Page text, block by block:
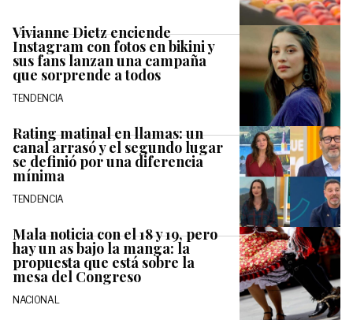
Vivianne Dietz enciende
Instagram con fotos en bikini y
sus fans lanzan una campaña
que sorprende a todos
TENDENCIA
Rating matinal en llamas: un
canal arrasó y el segundo lugar
se definió por una diferencia
mínima
TENDENCIA
Mala noticia con el 18 y 19, pero
hay un as bajo la manga: la
propuesta que está sobre la
mesa del Congreso
NACIONAL